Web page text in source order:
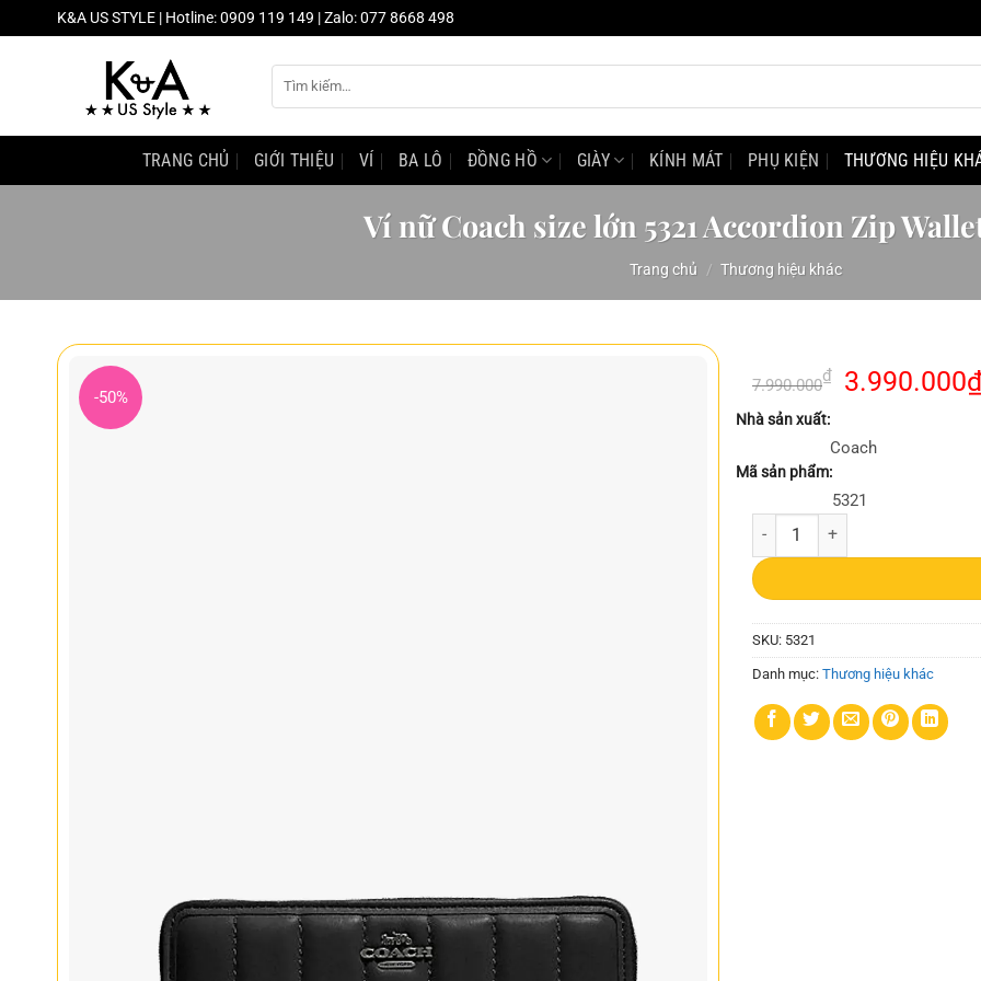
đến
K&A US STYLE | Hotline: 0909 119 149 | Zalo: 077 8668 498
kiếm:
TRANG CHỦ GIỚI THIỆU VÍ BA LÔ ĐỒNG HỒ GIÀY KÍNH MÁT PHỤ KIỆN THƯƠNG HIỆU
Ví nữ Coach size lớn 5321 Accordion Zip
Trang chủ / Thương hiệu khác
-50%
7.990.000₫
Giá
7.990.000₫.
3.990.000₫
Nhà sản xuất:
Coach
Mã sản phẩm:
5321
Ví nữ Coach size lớn 5321
SKU: 5321
Danh mục: Thương hiệu khác